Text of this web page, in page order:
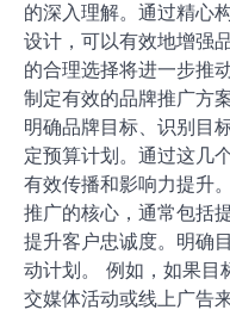
品牌推广方案: 品牌故
品牌推广方案的成功依
的深入理解。通过精心
设计，可以有效地增强
的合理选择将进一步推